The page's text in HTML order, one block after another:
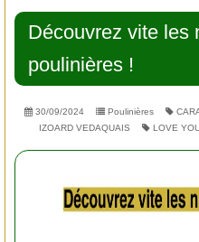
Découvrez vite les
poulinières !
30/09/2024 Poulinières
IZOARD VEDAQUAIS
LOVE